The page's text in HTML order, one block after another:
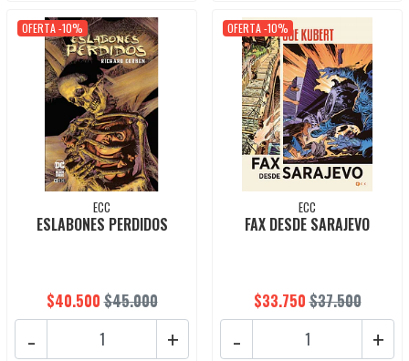
OFERTA -10%
ECC
ESLABONES PERDIDOS
$40.500$45.000
+
-
OFERTA -10%
ECC
FAX DESDE SARAJEVO
$33.750$37.500
+
-